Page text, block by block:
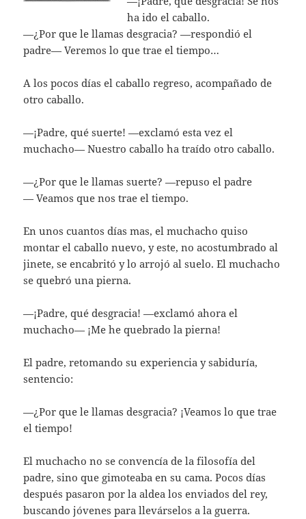
ha ido el caballo.
—¿Por que le llamas desgracia? —respondió el
padre— Veremos lo que trae el tiempo…
A los pocos días el caballo regreso, acompañado de
otro caballo.
—¡Padre, qué suerte! —exclamó esta vez el
muchacho— Nuestro caballo ha traído otro caballo.
—¿Por que le llamas suerte? —repuso el padre
— Veamos que nos trae el tiempo.
En unos cuantos días mas, el muchacho quiso
montar el caballo nuevo, y este, no acostumbrado al
jinete, se encabritó y lo arrojó al suelo. El muchacho
se quebró una pierna.
—¡Padre, qué desgracia! —exclamó ahora el
muchacho— ¡Me he quebrado la pierna!
El padre, retomando su experiencia y sabiduría,
sentencio:
—¿Por que le llamas desgracia? ¡Veamos lo que trae
el tiempo!
El muchacho no se convencía de la filosofía del
padre, sino que gimoteaba en su cama. Pocos días
después pasaron por la aldea los enviados del rey,
buscando jóvenes para llevárselos a la guerra.